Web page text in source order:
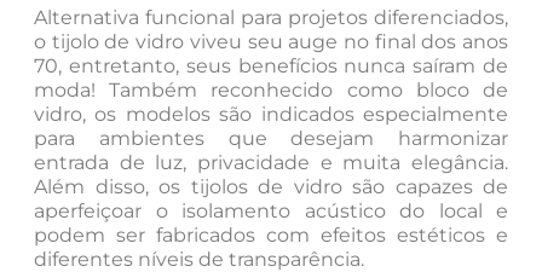
Alternativa funcional para projetos diferenciados,
o tijolo de vidro viveu seu auge no final dos anos
70, entretanto, seus benefícios nunca saíram de
moda! Também reconhecido como bloco de
vidro, os modelos são indicados especialmente
para ambientes que desejam harmonizar
entrada de luz, privacidade e muita elegância.
Além disso, os tijolos de vidro são capazes de
aperfeiçoar o isolamento acústico do local e
podem ser fabricados com efeitos estéticos e
diferentes níveis de transparência.